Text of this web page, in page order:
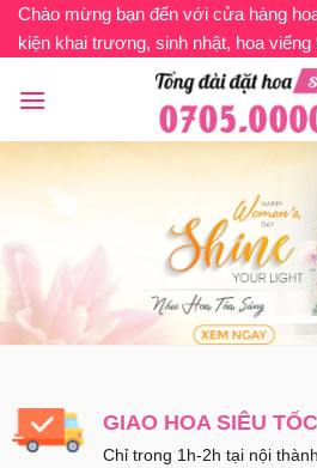
Bỏ
qua
dung
Chào mừng bạn đến với cửa hàng
kiện khai trương, sinh nhật, hoa viếng
GIAO HOA SIÊU TỐC
Chỉ trong 1h-2h tại nội thành